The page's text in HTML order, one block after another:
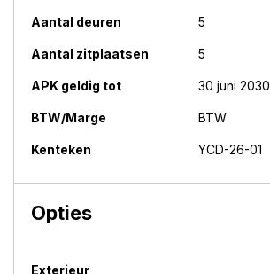
Aantal deuren 5
Aantal zitplaatsen 5
APK geldig tot 30 juni 2030
BTW/Marge BTW
Kenteken YCD-26-01
Opties
Exterieur